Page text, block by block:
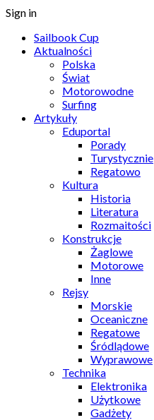
Sign in
Sailbook Cup
Aktualności
Polska
Świat
Motorowodne
Surfing
Artykuły
Eduportal
Porady
Turystycznie
Regatowo
Kultura
Historia
Literatura
Rozmaitości
Konstrukcje
Żaglowe
Motorowe
Inne
Rejsy
Morskie
Oceaniczne
Regatowe
Śródlądowe
Wyprawowe
Technika
Elektronika
Użytkowe
Gadżety